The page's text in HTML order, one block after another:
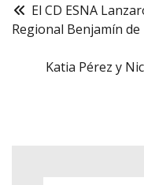
El CD ESNA
Regional Benjamín de
Katia Pérez y